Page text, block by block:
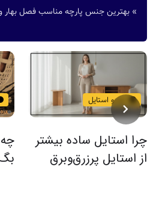
» بهترین جنس پارچه مناسب فصل بهار
مد و استایل
چه کفشی با شلوار جین
بگ بپوشیم؟